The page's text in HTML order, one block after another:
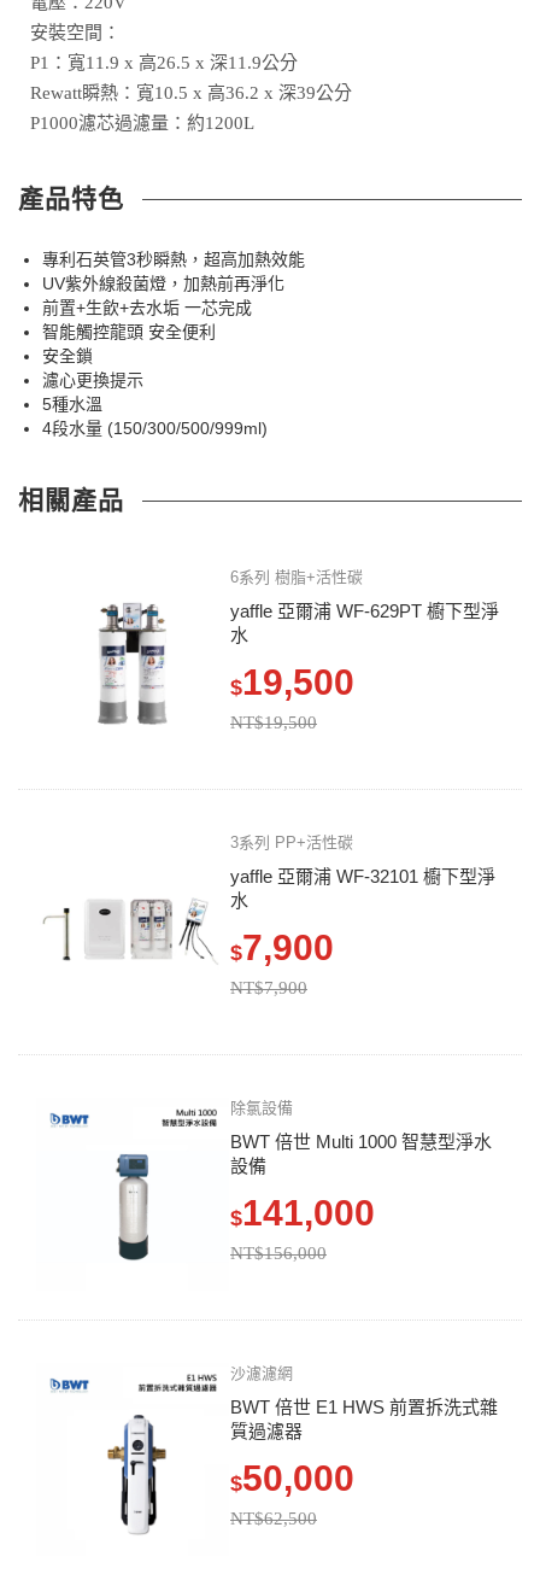
安裝空間：
P1：寬11.9 x 高26.5 x 深11.9公分
Rewatt瞬熱：寬10.5 x 高36.2 x 深39公分
P1000濾芯過濾量：約1200L
產品特色
專利石英管3秒瞬熱，超高加熱效能
UV紫外線殺菌燈，加熱前再淨化
前置+生飲+去水垢 一芯完成
智能觸控龍頭 安全便利
安全鎖
濾心更換提示
5種水溫
4段水量 (150/300/500/999ml)
相關產品
6系列 樹脂+活性碳
yaffle 亞爾浦 WF-629PT 櫥下型淨
水
$19,500
NT$19,500
3系列 PP+活性碳
yaffle 亞爾浦 WF-32101 櫥下型淨
水
$7,900
NT$7,900
除氯設備
BWT 倍世 Multi 1000 智慧型淨水
設備
$141,000
NT$156,000
沙濾濾網
BWT 倍世 E1 HWS 前置拆洗式雜
質過濾器
$50,000
NT$62,500